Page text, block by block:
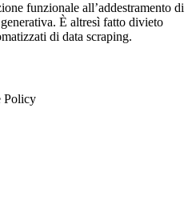
funzionale all’addestramento di
È altresì fatto divieto
di data scraping.
Policy